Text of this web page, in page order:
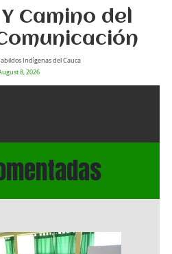
Camino del
Indìgenas del Cauca
8, 2026